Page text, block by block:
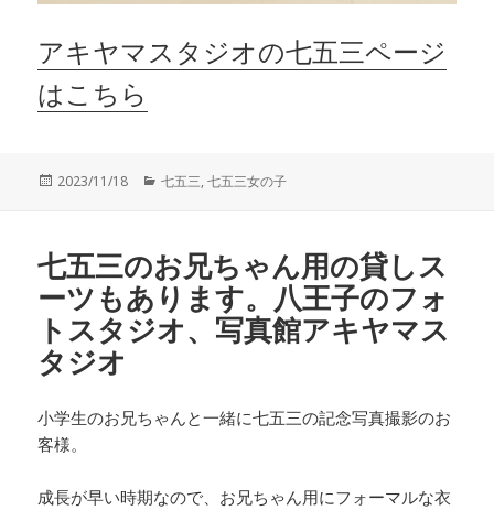
アキヤマスタジオの七五三ページ
はこちら
投
2023/11/18
カ
ー
七五三,七五三女の子
七五三のお兄ちゃん用の貸しス
ーツもあります。八王子のフォ
トスタジオ、写真館アキヤマス
タジオ
小学生のお兄ちゃんと一緒に七五三の記念写真撮影のお
客様。
成長が早い時期なので、お兄ちゃん用にフォーマルな衣